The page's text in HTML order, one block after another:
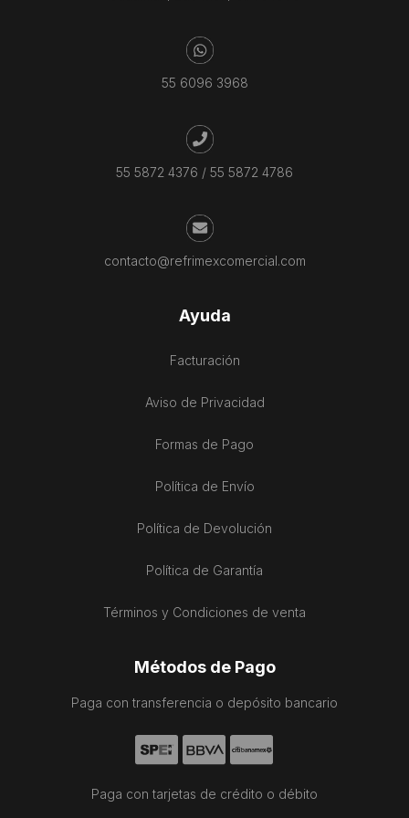
55 6096 3968
55 5872 4376 / 55 5872 4786
contacto@refrimexcomercial.com
Ayuda
Facturación
Aviso de Privacidad
Formas de Pago
Política de Envío
Política de Devolución
Política de Garantía
Términos y Condiciones de venta
Métodos de Pago
Paga con transferencia o depósito bancario
Paga con tarjetas de crédito o débito